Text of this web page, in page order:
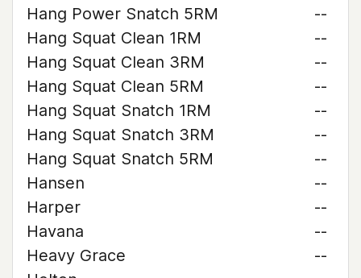
Hang Power Snatch 5RM
--
Hang Squat Clean 1RM
--
Hang Squat Clean 3RM
--
Hang Squat Clean 5RM
--
Hang Squat Snatch 1RM
--
Hang Squat Snatch 3RM
--
Hang Squat Snatch 5RM
--
Hansen
--
Harper
--
Havana
--
Heavy Grace
--